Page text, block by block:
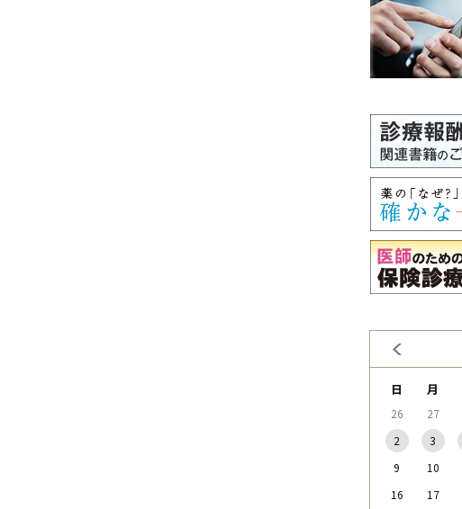
日 月
26 27
2
3
9
10
16
17